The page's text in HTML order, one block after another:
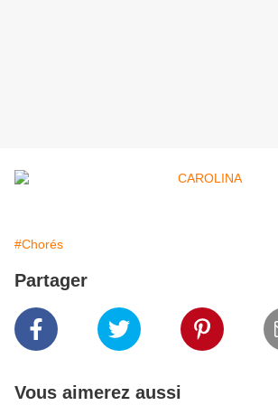
#Chorés
Partager
Vous aimerez aussi